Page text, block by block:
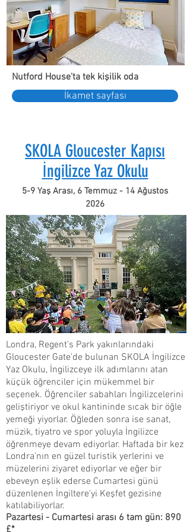
Nutford House'ta tek kişilik oda
İkamet sayfası
SKOLA Gloucester Kapısı
İngilizce Yaz Okulu
5-9 Yaş Arası, 6 Temmuz - 14 Ağustos
2026
Londra, Regent's Park yakınlarındaki
Gloucester Gate'de bulunan SKOLA İngilizce
Yaz Okulu, İngilizceye ilk adımlarını atan
küçük öğrenciler için mükemmel bir
seçenek. Öğrenciler sabahları İngilizcelerini
geliştiriyor ve okul kantininde sıcak bir öğle
yemeği yiyorlar. Öğleden sonra ise sanat,
müzik, tiyatro ve spor yoluyla İngilizce
öğrenmeye devam ediyorlar. Haftada bir kez
Londra'nın en güzel turistik yerlerini ve
müzelerini ziyaret ediyorlar ve eğer bir
ebeveyn eşlik ederse Cumartesi günü
düzenlenen İngiltere'yi Keşfet gezisine
katılabiliyorlar.
Pazartesi - Cumartesi arası 6 tam gün: 890
£*